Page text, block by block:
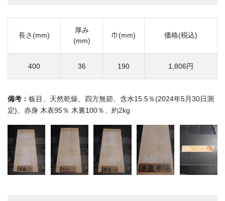
長さ(mm)
厚み
(mm)
巾(mm) 価格(税込)
400 36 190 1,806円
備考： 板目、天然乾燥、四方無節、含水15.5％(2024年5月30日測
定)、赤身 木表95％ 木裏100％、約2kg